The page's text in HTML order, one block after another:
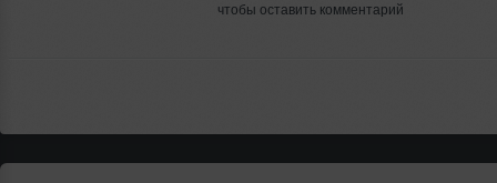
чтобы оставить комментарий